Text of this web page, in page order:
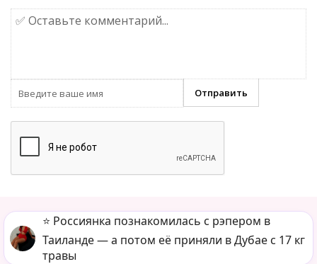
⭐️ Россиянка познакомилась с рэпером в
Таиланде — а потом её приняли в Дубае с 17 кг
травы